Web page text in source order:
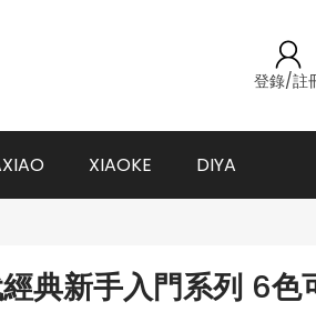
登錄/註
XIAOKE DIYA
典新手入門系列 6色